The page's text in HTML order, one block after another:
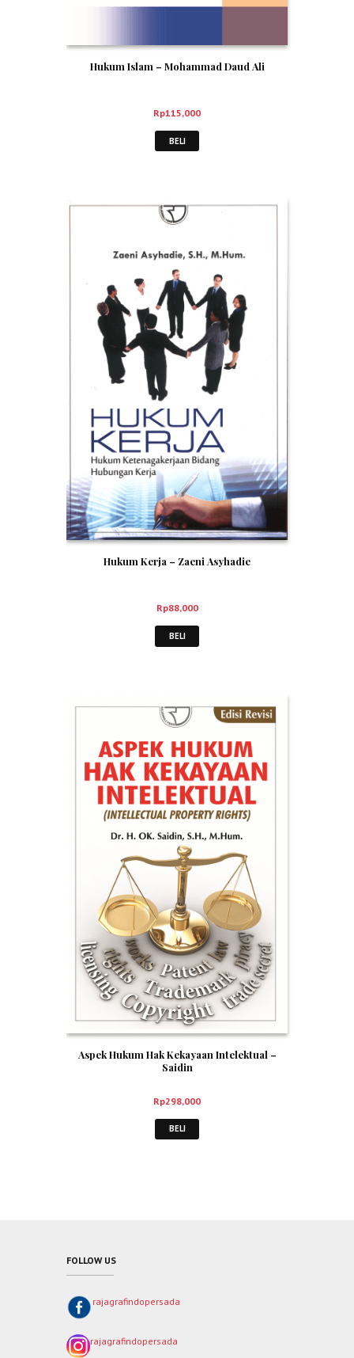
Hukum Islam – Mohammad Daud Ali
Rp115,000
BELI
Hukum Kerja – Zaeni Asyhadie
Rp88,000
BELI
Aspek Hukum Hak Kekayaan Intelektual –
Saidin
Rp298,000
BELI
FOLLOW US
rajagrafindopersada
rajagrafindopersada